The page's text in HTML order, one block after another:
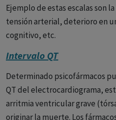
Ejemplo de estas escalas son
tensión arterial, deterioro en
cognitivo, etc.
Intervalo QT
Determinado psicofármacos
QT del electrocardiograma,
arritmia ventricular grave
originar la muerte. Los